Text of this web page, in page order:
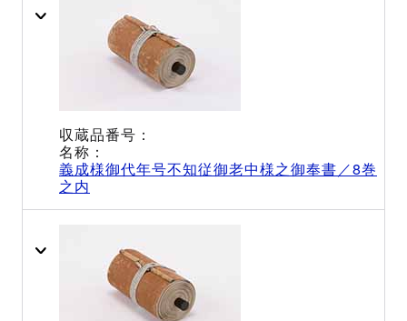
義成様御代年号不知従御老中様之御奉書／8巻
之内